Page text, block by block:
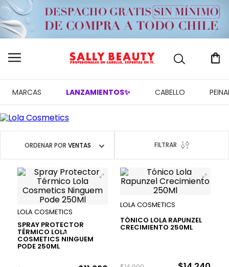
MARCAS LANZAMIENTOS✨ CABELLO
ORDENAR POR VENTAS FILTRAR
LOLA COSMETICS
SPRAY PROTECTOR
TÉRMICO LOLA
COSMETICS NINGUEM
PODE 250ML
10 %
LOLA COSMETICS
TÓNICO LOLA RAPUNZEL
CRECIMIENTO 250ML